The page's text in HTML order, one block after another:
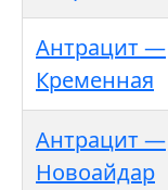
Антрацит —
Кременная
Антрацит —
Новоайдар